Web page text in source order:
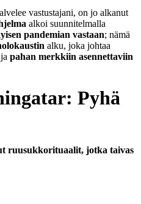
vastustajani, on jo alkanut
alkoi suunnitelmalla
pandemian vastaan; nämä
alku, joka johtaa
ja pahan merkkiin asennettaviin
Pyhä
ruusukkorituaalit, jotka taivas